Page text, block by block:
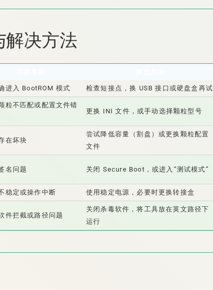
解决方法
进入 BootROM 模式 检查短接点，换 USB 接口或硬盘盒再试
粒不匹配或配置文件错
更换 INI 文件，或手动选择颗粒型号
在坏块
尝试降低容量（割盘）或更换颗粒配置
文件
名问题 关闭 Secure Boot，或进入“测试模式”
稳定或操作中断 使用稳定电源，必要时更换转接盒
件拦截或路径问题
关闭杀毒软件，将工具放在英文路径下
运行